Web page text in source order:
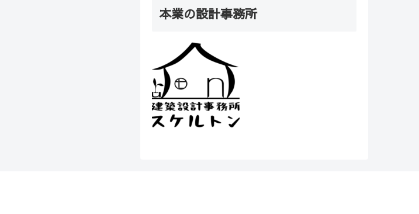
本業の設計事務所